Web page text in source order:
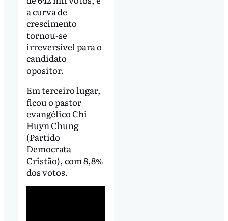
a curva de
crescimento
tornou-se
irreversível para o
candidato
opositor.
Em terceiro lugar,
ficou o pastor
evangélico Chi
Huyn Chung
(Partido
Democrata
Cristão), com 8,8%
dos votos.